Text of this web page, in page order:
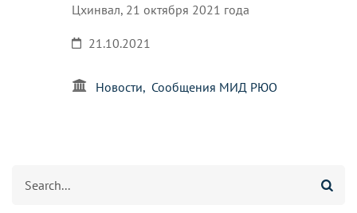
Цхинвал, 21 октября 2021 года
21.10.2021
Новости Сообщения МИД РЮО